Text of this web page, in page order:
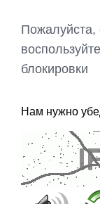
Пожалуйста,
блокировки
Нам нужно